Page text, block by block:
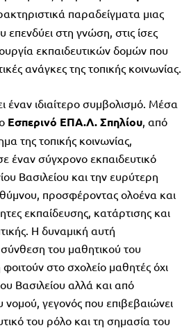
παραδείγματα μιας
επενδύει στη γνώση, στις ίσες
εκπαιδευτικών δομών που
ανάγκες της τοπικής κοινωνίας.
έναν ιδιαίτερο συμβολισμό. Μέσα
Εσπερινό ΕΠΑ.Λ. Σπηλίου , από
της τοπικής κοινωνίας,
έναν σύγχρονο εκπαιδευτικό
Βασιλείου και την ευρύτερη
προσφέροντας ολοένα και
εκπαίδευσης, κατάρτισης και
Η δυναμική αυτή
του μαθητικού του
στο σχολείο μαθητές όχι
Βασιλείου αλλά και από
νομού, γεγονός που επιβεβαιώνει
του ρόλο και τη σημασία του